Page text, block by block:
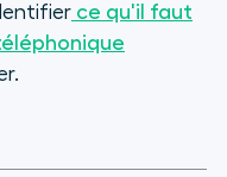
ce qu'il faut